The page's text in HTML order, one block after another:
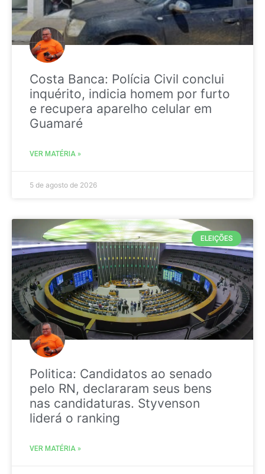
Costa Banca: Polícia Civil conclui
inquérito, indicia homem por furto
e recupera aparelho celular em
Guamaré
VER MATÉRIA »
5 de agosto de 2026
ELEIÇÕES
Politica: Candidatos ao senado
pelo RN, declararam seus bens
nas candidaturas. Styvenson
liderá o ranking
VER MATÉRIA »